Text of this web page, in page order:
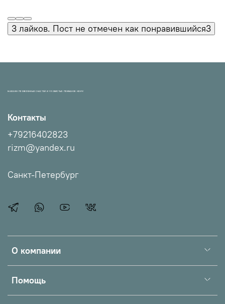
3 лайков. Пост не отмечен как понравившийся3
МАГАЗИН ПРОВЕРЕННЫХ СНАСТЕЙ И УЛОВИСТЫХ ПРИМАНОК НХНЧ!
О компании
Помощь
Контакты
+79216402823
rizm@yandex.ru
Санкт-Петербург